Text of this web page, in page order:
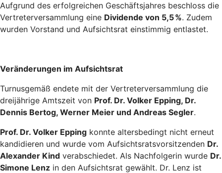
Aufgrund des erfolgreichen Geschäftsjahres beschloss die
Vertreterversammlung eine Dividende von 5,5 %. Zudem
wurden Vorstand und Aufsichtsrat einstimmig entlastet.
Veränderungen im Aufsichtsrat
Turnusgemäß endete mit der Vertreterversammlung die
dreijährige Amtszeit von Prof. Dr. Volker Epping, Dr.
Dennis Bertog, Werner Meier und Andreas Segler.
Prof. Dr. Volker Epping konnte altersbedingt nicht erneut
kandidieren und wurde vom Aufsichtsratsvorsitzenden Dr.
Alexander Kind verabschiedet. Als Nachfolgerin wurde Dr.
Simone Lenz in den Aufsichtsrat gewählt. Dr. Lenz ist